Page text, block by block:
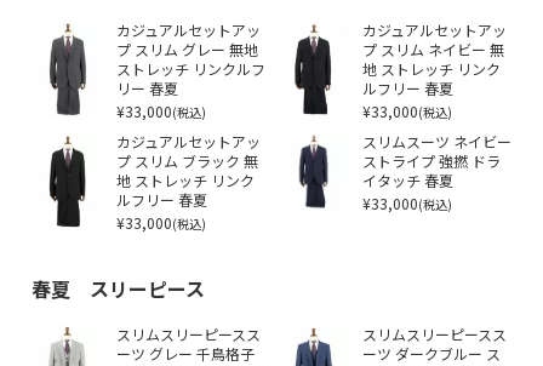
カジュアルセットアッ
プ スリム グレー 無地
ストレッチ リンクルフ
リー 春夏
¥33,000(税込)
カジュアルセットアッ
プ スリム ネイビー 無
地 ストレッチ リンク
ルフリー 春夏
¥33,000(税込)
カジュアルセットアッ
プ スリム ブラック 無
地 ストレッチ リンク
ルフリー 春夏
¥33,000(税込)
スリムスーツ ネイビー
ストライプ 強撚 ドラ
イタッチ 春夏
¥33,000(税込)
春夏 スリーピース
スリムスリーピースス
ーツ グレー 千鳥格子
スリムスリーピースス
ーツ ダークブルー ス